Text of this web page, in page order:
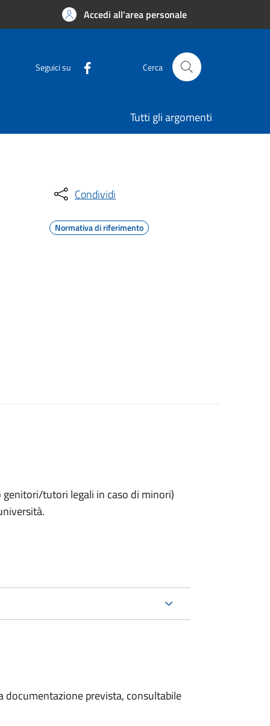
Accedi all'area personale
Seguici su Cerca
Tutti gli argomenti
Condividi
Normativa di riferimento
tutori legali in caso di minori)
prevista, consultabile